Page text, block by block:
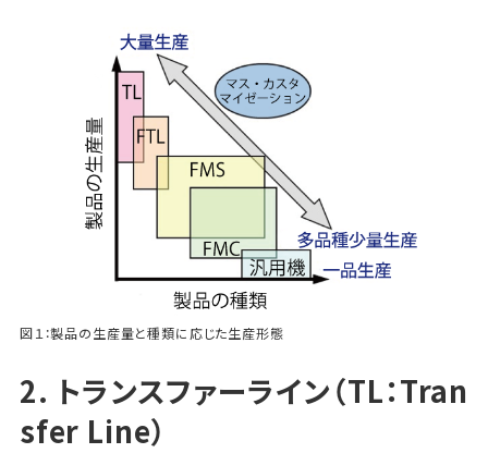
図１：製品の生産量と種類に応じた生産形態
2. トランスファーライン（TL：Tran
sfer Line）